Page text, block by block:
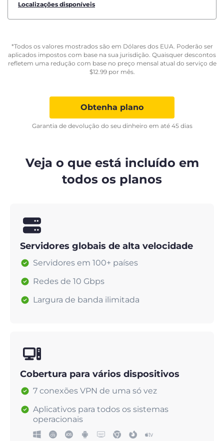
Localizações disponíveis
*Todos os valores mostrados são em Dólares dos EUA. Poderão ser
aplicados impostos com base na sua jurisdição. Quaisquer descontos
refletem uma redução com base no preço mensal atual do serviço de
$12.99por mês.
Obtenha plano
Garantia de devolução do seu dinheiro em até 45 dias
Veja o que está incluído em
todos os planos
Servidores globais de alta velocidade
Servidores em 100+ países
Redes de 10 Gbps
Largura de banda ilimitada
Cobertura para vários dispositivos
7 conexões VPN de uma só vez
Aplicativos para todos os sistemas
operacionais